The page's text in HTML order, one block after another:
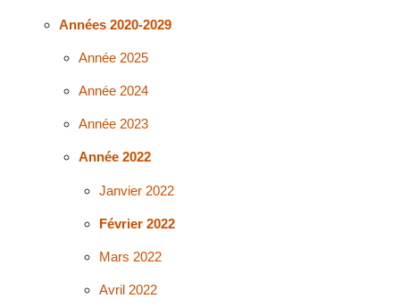
Années 2020-2029
Année 2025
Année 2024
Année 2023
Année 2022
Janvier 2022
Février 2022
Mars 2022
Avril 2022